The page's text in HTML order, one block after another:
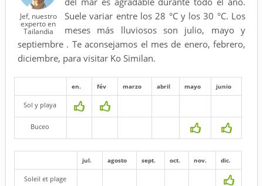
Jef, nuestro
experto en
Tailandia
Suele variar entre los 28 °C y los 30 °C. Los
meses más lluviosos son julio, mayo y
septiembre . Te aconsejamos el mes de enero, febrero,
diciembre, para visitar Ko Similan.
en. fév marzo abril mayo junio
Sol y playa
Buceo
jul. agosto sept. oct. nov. dic.
Soleil et plage